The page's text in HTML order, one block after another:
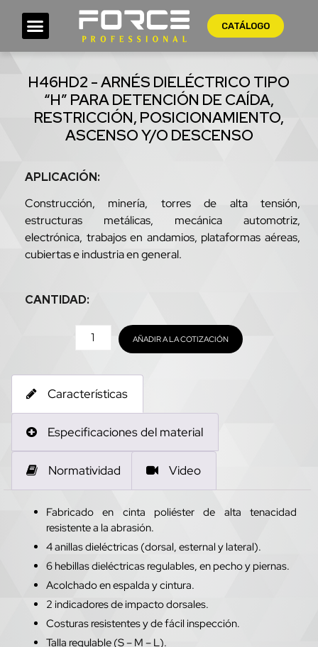
CATÁLOGO
H46HD2 - ARNÉS DIELÉCTRICO TIPO
“H” PARA DETENCIÓN DE CAÍDA,
RESTRICCIÓN, POSICIONAMIENTO,
ASCENSO Y/O DESCENSO
APLICACIÓN:
Construcción, minería, torres de alta tensión,
estructuras metálicas, mecánica automotriz,
electrónica, trabajos en andamios, plataformas aéreas,
cubiertas e industria en general.
CANTIDAD:
AÑADIR A LA COTIZACIÓN
Características
Especificaciones del material
Normatividad Video
Fabricado en cinta poliéster de alta tenacidad
resistente a la abrasión.
4 anillas dieléctricas (dorsal, esternal y lateral).
6 hebillas dieléctricas regulables, en pecho y piernas.
Acolchado en espalda y cintura.
2 indicadores de impacto dorsales.
Costuras resistentes y de fácil inspección.
Talla regulable (S – M – L).